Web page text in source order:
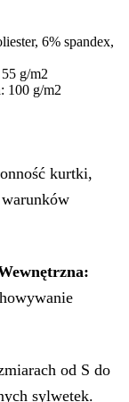
6% spandex,
g/m2
100 g/m2
kurtki,
od S do
sylwetek.